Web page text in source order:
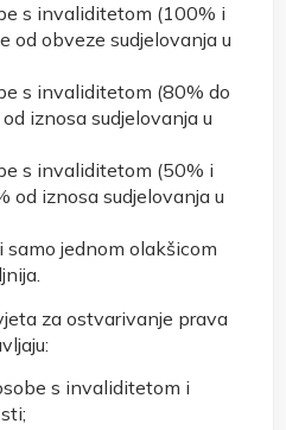
s invaliditetom (100% i
od obveze sudjelovanja u
s invaliditetom (80% do
iznosa sudjelovanja u
s invaliditetom (50% i
od iznosa sudjelovanja u
jednom olakšicom
za ostvarivanje prava
s invaliditetom i